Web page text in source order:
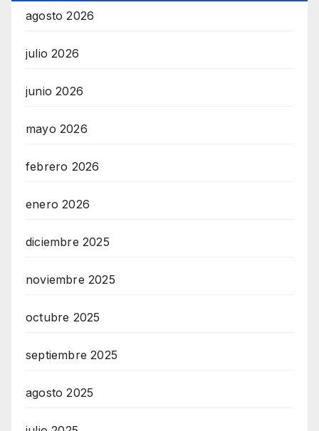
n
M
r
t
n
A
u
M
agosto 2026
julio 2026
junio 2026
mayo 2026
febrero 2026
enero 2026
diciembre 2025
noviembre 2025
octubre 2025
septiembre 2025
agosto 2025